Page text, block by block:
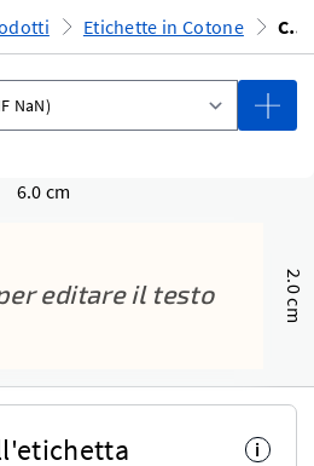
Etichette in Cotone Crea online
i
6.0 cm
2.0 cm